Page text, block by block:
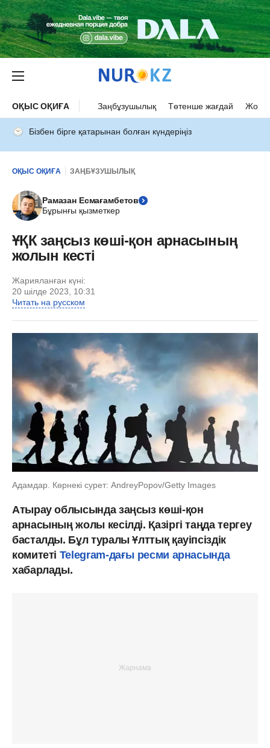
ОҚЫС ОҚИҒА Заңбұзушылық Төтенше жағдай Жол
Бізбен бірге қатарынан болған күндеріңіз
ОҚЫС ОҚИҒА ЗАҢБҰЗУШЫЛЫҚ
Рамазан Есмағамбетов
Бұрынғы қызметкер
ҰҚК заңсыз көші-қон арнасының
жолын кесті
Жарияланған күні:
20 шілде 2023, 10:31
Читать на русском
Адамдар. Көрнекі сурет: AndreyPopov/Getty Images
Атырау облысында заңсыз көші-қон
арнасының жолы кесілді. Қазіргі таңда тергеу
басталды. Бұл туралы Ұлттық қауіпсіздік
комитеті Telegram-дағы ресми арнасында
хабарлады.